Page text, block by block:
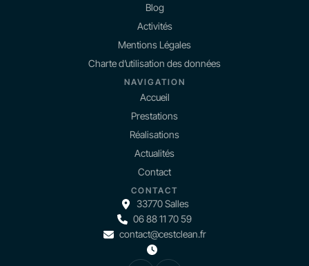
Blog
Activités
Mentions Légales
Charte d’utilisation des données
NAVIGATION
Accueil
Prestations
Réalisations
Actualités
Contact
CONTACT
33770 Salles
06 88 11 70 59
contact@cestclean.fr